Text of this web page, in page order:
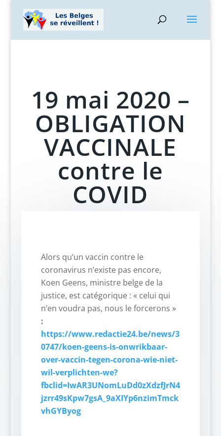
19 mai 2020 –
OBLIGATION
VACCINALE
contre le
COVID
Alors qu’un vaccin contre le
coronavirus n’existe pas encore,
Koen Geens, ministre belge de la
justice, est catégorique : « celui qui
n’en voudra pas, nous le forcerons »
:
https://www.redactie24.be/news/3
0747/koen-geens-is-onwrikbaar-
over-vaccin-tegen-corona-wie-niet-
wil-verplichten-we?
fbclid=IwAR3UNomLuDd0zXdzfJrN4
jzrr49sKpw7gsA_9aXIYp6nzimTmck
vhGYByog